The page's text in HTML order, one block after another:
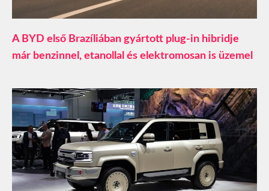
A BYD első Brazíliában gyártott plug-in hibridje
már benzinnel, etanollal és elektromosan is üzemel